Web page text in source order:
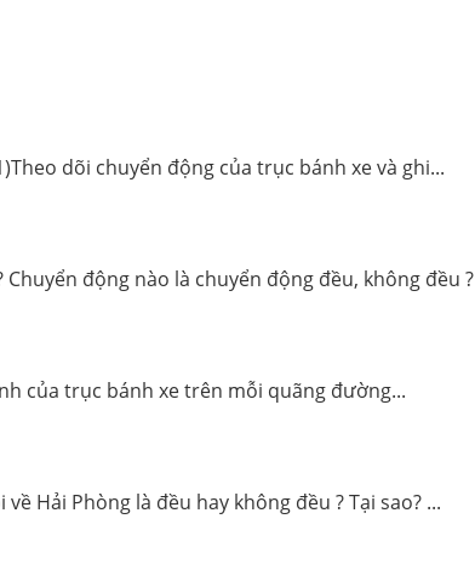
dõi chuyển động của trục bánh xe và ghi...
động nào là chuyển động đều, không đều ?
của trục bánh xe trên mỗi quãng đường...
Hải Phòng là đều hay không đều ? Tại sao? ...